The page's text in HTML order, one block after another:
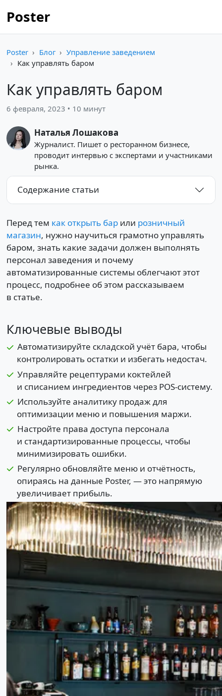
Poster
Poster Блог
Управление заведением
Как управлять баром
Как управлять баром
6 февраля, 2023 • 10 минут
Наталья Лошакова
Журналист. Пишет о ресторанном бизнесе,
проводит интервью с экспертами и участниками
рынка.
Содержание статьи
Перед тем как открыть барили розничный
магазин, нужно научиться грамотно управлять
баром, знать какие задачи должен выполнять
персонал заведения и почему
автоматизированные системы облегчают этот
процесс, подробнее об этом рассказываем
в статье.
Ключевые выводы
Автоматизируйте складской учёт бара, чтобы
контролировать остатки и избегать недостач.
Управляйте рецептурами коктейлей
и списанием ингредиентов через POS-систему.
Используйте аналитику продаж для
оптимизации меню и повышения маржи.
Настройте права доступа персонала
и стандартизированные процессы, чтобы
минимизировать ошибки.
Регулярно обновляйте меню и отчётность,
опираясь на данные Poster, — это напрямую
увеличивает прибыль.